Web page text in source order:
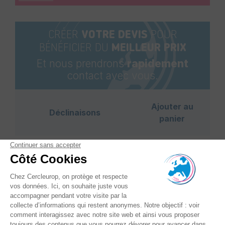
CRÉER VOTRE DEVIS POUR
BÉNÉFICIER DU MEILLEUR PRIX
Et nous prendrons rapidement
contact avec vous.
Déclinaisons
Ajouter au
panier
: Sur demande
Conditionnement: 5 000
Epaisseur - Gr/m2: 100
Largeur - mm : 750
Longueur - mm : 1150